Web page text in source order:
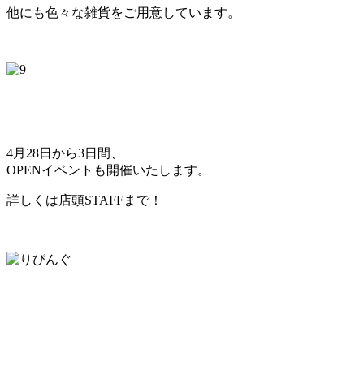
他にも色々な雑貨をご用意しています。
4月28日から3日間、
OPENイベントも開催いたします。
詳しくは店頭STAFFまで！